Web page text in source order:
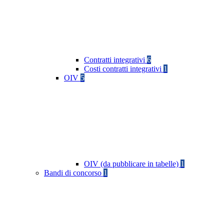
Contratti integrativi 6
Costi contratti integrativi 1
OIV 5
OIV (da pubblicare in tabelle) 1
Bandi di concorso 1